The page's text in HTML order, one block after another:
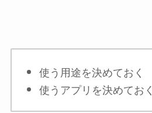
使う用途を決めておく
使うアプリを決めておく